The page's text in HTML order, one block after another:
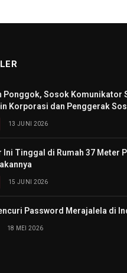
Ponggok, Sosok Komunikator
Korporasi dan Penggerak
13 JUNI 2026
Tinggal di Rumah 37 Meter
15 JUNI 2026
Password Merajalela di
18 MEI 2026